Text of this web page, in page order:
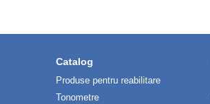
Catalog
Produse pentru reabilitare
Tonometre